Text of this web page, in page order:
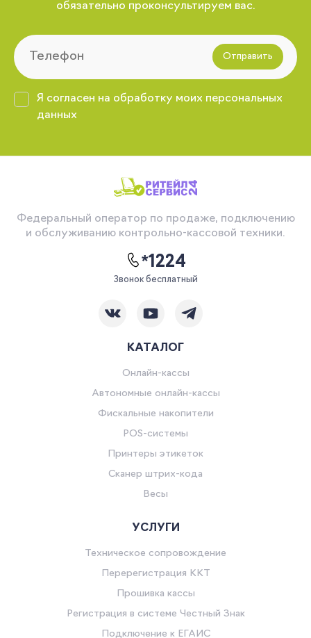
обязательно проконсультируем вас.
Отправить
Я согласен на обработку моих персональных
данных
Федеральный оператор по продаже, подключению
и обслуживанию контрольно-кассовой техники.
*1224
Звонок бесплатный
КАТАЛОГ
Онлайн-кассы
Автономные онлайн-кассы
Фискальные накопители
POS-системы
Принтеры этикеток
Сканер штрих-кода
Весы
УСЛУГИ
Техническое сопровождение
Перерегистрация ККТ
Прошивка кассы
Регистрация в системе Честный Знак
Подключение к ЕГАИС